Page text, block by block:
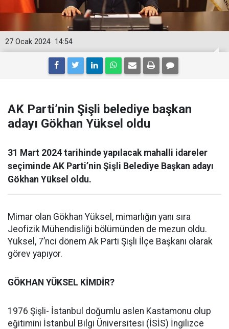
14:54
27 Ocak 2024
AK Parti’nin Şişli belediye başkan
adayı Gökhan Yüksel oldu
31 Mart 2024 tarihinde yapılacak mahalli idareler
seçiminde AK Parti’nin Şişli Belediye Başkan adayı
Gökhan Yüksel oldu.
Mimar olan Gökhan Yüksel, mimarlığın yanı sıra
Jeofizik Mühendisliği bölümünden de mezun oldu.
Yüksel, 7’nci dönem Ak Parti Şişli İlçe Başkanı olarak
görev yapıyor.
GÖKHAN YÜKSEL KİMDİR?
1976 Şişli- İstanbul doğumlu aslen Kastamonu olup
eğitimini İstanbul Bilgi Üniversitesi (İSİS) İngilizce